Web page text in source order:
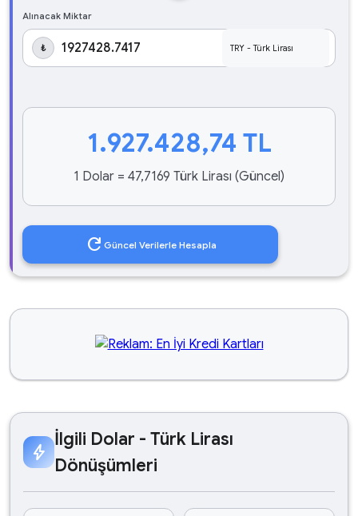
Alınacak Miktar
₺
1.927.428,74 TL
1 Dolar = 47,7169 Türk Lirası (Güncel)
refresh Güncel Verilerle Hesapla
bolt
İlgili Dolar - Türk Lirası
Dönüşümleri